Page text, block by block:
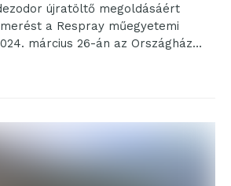
újratöltő megoldásáért
a Respray műegyetemi
március 26-án az Országház